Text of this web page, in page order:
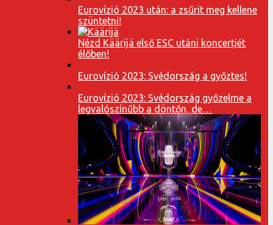
Eurovízió 2023 után: a zsűrit meg kellene
szüntetni!
Nézd Käärijä első ESC utáni koncertjét
élőben!
Eurovízió 2023: Svédország a győztes!
Eurovízió 2023: Svédország győzelme a
legvalószínűbb a döntőn, de…